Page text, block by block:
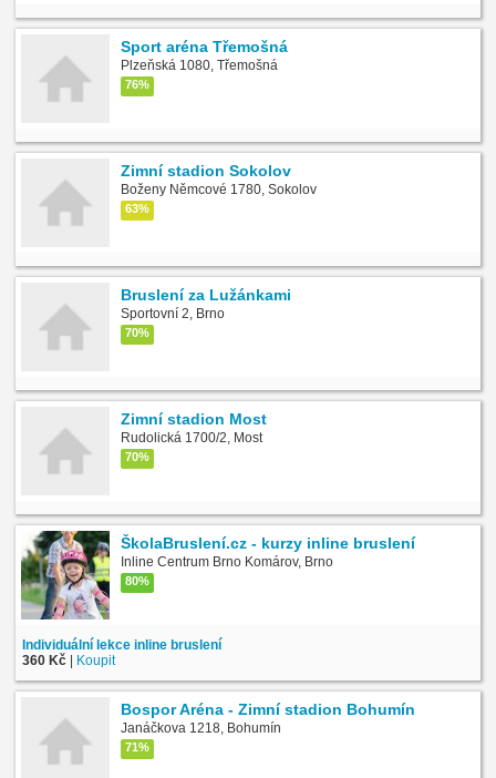
Sport aréna Třemošná
Plzeňská 1080, Třemošná
76%
Zimní stadion Sokolov
Boženy Němcové 1780, Sokolov
63%
Bruslení za Lužánkami
Sportovní 2, Brno
70%
Zimní stadion Most
Rudolická 1700/2, Most
70%
ŠkolaBruslení.cz - kurzy inline bruslení
Inline Centrum Brno Komárov, Brno
80%
Individuální lekce inline bruslení
360 Kč | Koupit
Bospor Aréna - Zimní stadion Bohumín
Janáčkova 1218, Bohumín
71%